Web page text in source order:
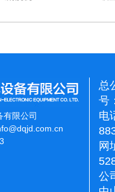
限公司
总
号
电
网
公